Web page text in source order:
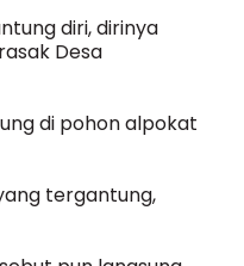
diri, dirinya
Desa
di pohon alpokat
tergantung,